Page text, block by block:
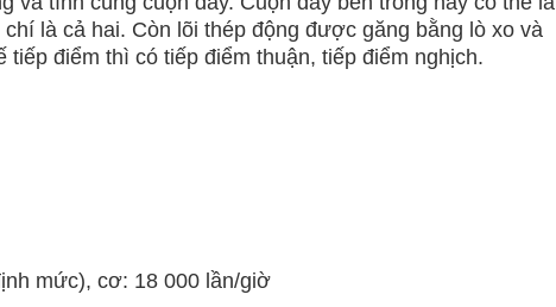
là cả hai. Còn lõi thép động được găng bằng lò xo và
điểm thì có tiếp điểm thuận, tiếp điểm nghịch.
mức), cơ: 18 000 lần/giờ